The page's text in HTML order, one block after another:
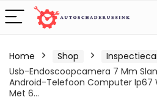
Home Shop
Usb-Endoscoopcamera 7 Mm
Android-Telefoon Computer Ip67
Met 6…